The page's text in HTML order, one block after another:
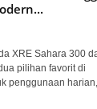
XRE Sahara 300
pilihan favorit di
penggunaan harian,